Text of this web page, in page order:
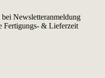
bei Newsletteranmeldung
Fertigungs- & Lieferzeit